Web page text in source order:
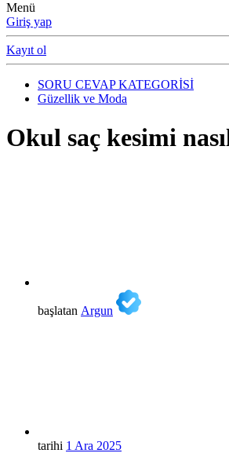
Menü
Giriş yap
Kayıt ol
SORU CEVAP KATEGORİSİ
Güzellik ve Moda
Okul saç kesimi
başlatan Argun
tarihi 1 Ara 2025